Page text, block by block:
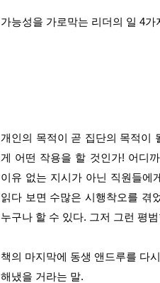
가능성을 가로막는 리더의 일 4
개인의 목적이 곧 집단의 목적이
게 어떤 작용을 할 것인가! 어디
이유 없는 지시가 아닌 직원들에
읽다 보면 수많은 시행착오를 겪
누구나 할 수 있다. 그저 그런 평
책의 마지막에 동생 앤드루를 다
해냈을 거라는 말.